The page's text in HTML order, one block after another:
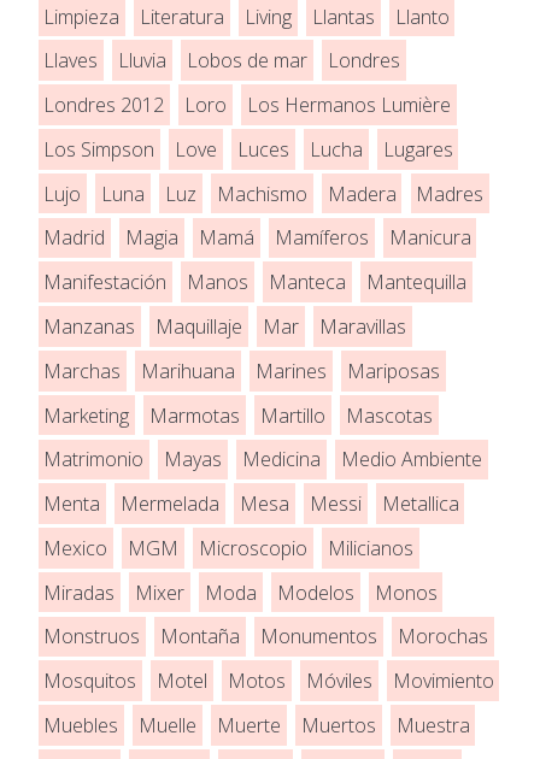
Limpieza
Literatura Living Llantas
Llanto
Llaves
Lluvia Lobos de mar
Londres
Londres 2012
Loro
Los Hermanos Lumière
Los Simpson
Love Luces Lucha
Lugares
Lujo
Luna Luz Machismo Madera
Madres
Madrid
Magia Mamá Mamíferos
Manicura
Manifestación
Manos Manteca
Mantequilla
Manzanas
Maquillaje Mar
Maravillas
Marchas
Marihuana Marines
Mariposas
Marketing
Marmotas Martillo
Mascotas
Matrimonio
Mayas Medicina
Medio Ambiente
Menta
Mermelada Mesa Messi
Metallica
Mexico
MGM Microscopio
Milicianos
Miradas
Mixer Moda Modelos
Monos
Monstruos
Montaña Monumentos
Morochas
Mosquitos
Motel Motos Móviles
Movimiento
Muebles
Muelle Muerte Muertos
Muestra